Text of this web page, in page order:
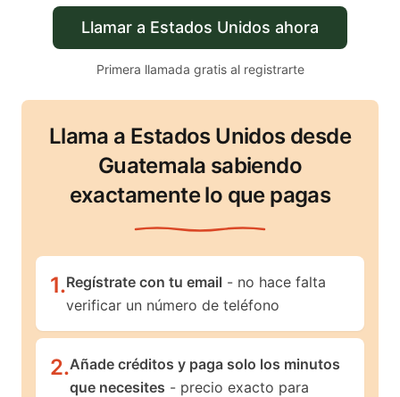
Llamar a Estados Unidos ahora
Primera llamada gratis al registrarte
Llama a Estados Unidos desde
Guatemala sabiendo
exactamente lo que pagas
1.Regístrate con tu email - no hace falta
verificar un número de teléfono
2.Añade créditos y paga solo los minutos
que necesites - precio exacto para